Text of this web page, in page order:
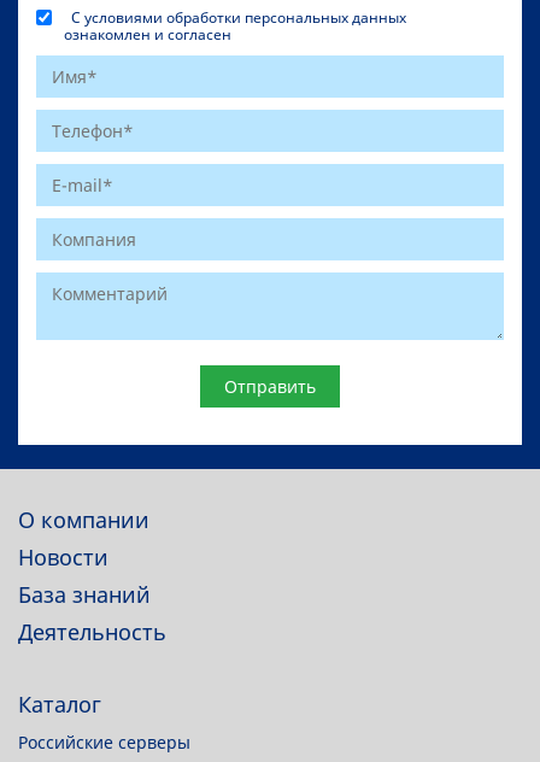
С условиями обработки персональных данных
ознакомлен и согласен
О компании
Новости
База знаний
Деятельность
Каталог
Российские серверы